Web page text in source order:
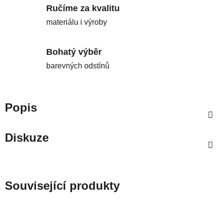
Ručíme za kvalitu
materiálu i výroby
Bohatý výběr
barevných odstínů
Popis
Diskuze
Související produkty